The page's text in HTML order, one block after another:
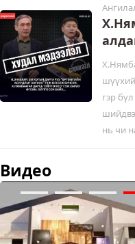
гэр
нь чи
Видео